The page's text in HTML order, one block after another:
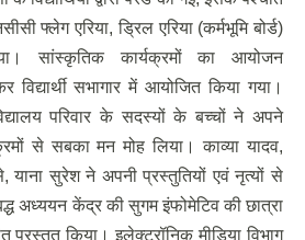
फ्लेग एरिया, ड्रिल एरिया (कर्मभूमि बोर्ड)
सांस्कृतिक कार्यक्रमों का आयोजन
विद्यार्थी सभागार में आयोजित किया गया।
परिवार के सदस्यों के बच्चों ने अपने
से सबका मन मोह लिया। काव्या यादव,
याना सुरेश ने अपनी प्रस्तुतियों एवं नृत्यों से
अध्ययन केंद्र की सुगम इंफोमेटिव की छात्रा
प्रस्तुत किया। इलेक्ट्रॉनिक मीडिया विभाग